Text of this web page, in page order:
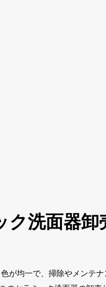
ク洗面器卸
が均一で、掃除やメンテナ